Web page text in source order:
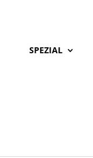
SPEZIAL